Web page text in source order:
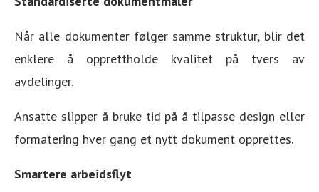
Når alle dokumenter følger samme struktur, blir det
enklere å opprettholde kvalitet på tvers av
avdelinger.
Ansatte slipper å bruke tid på å tilpasse design eller
formatering hver gang et nytt dokument opprettes.
Smartere arbeidsflyt